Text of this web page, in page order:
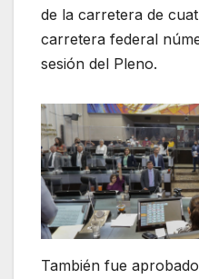
de la carretera de
carretera federal
sesión del Pleno.
También fue